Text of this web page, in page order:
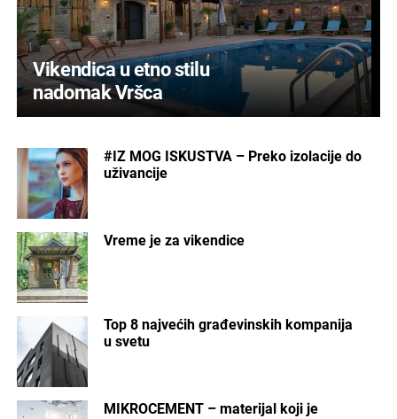
Vikendica u etno stilu
nadomak Vršca
#IZ MOG ISKUSTVA – Preko izolacije do
uživancije
Vreme je za vikendice
Top 8 najvećih građevinskih kompanija
u svetu
MIKROCEMENT – materijal koji je